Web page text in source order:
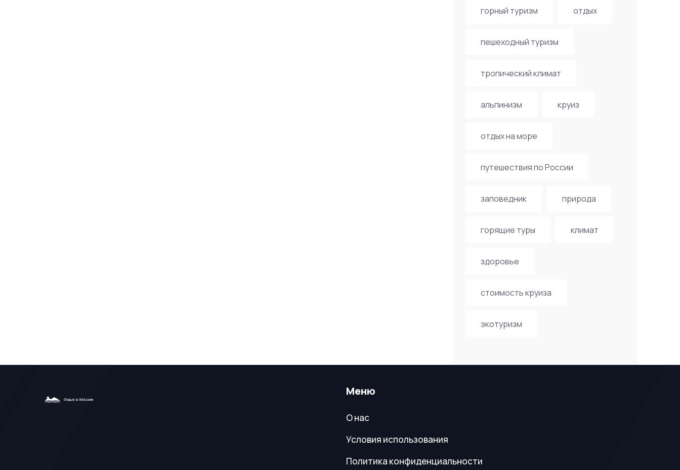
горный туризм отдых
пешеходный туризм
тропический климат
альпинизм круиз
отдых на море
путешествия по России
заповедник природа
горящие туры климат
здоровье
стоимость круиза
экотуризм
Меню
О нас
Условия использования
Политика конфиденциальности